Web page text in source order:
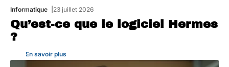
Informatique 23 juillet 2026
Qu’est-ce que le logiciel Hermes
?
En savoir plus